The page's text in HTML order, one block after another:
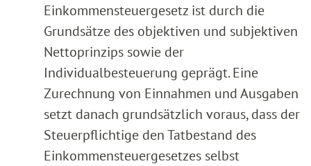
Einkommensteuergesetz ist durch die
Grundsätze des objektiven und subjektiven
Nettoprinzips sowie der
Individualbesteuerung geprägt. Eine
Zurechnung von Einnahmen und Ausgaben
setzt danach grundsätzlich voraus, dass der
Steuerpflichtige den Tatbestand des
Einkommensteuergesetzes selbst